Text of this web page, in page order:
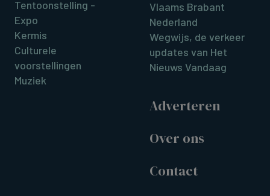
Tentoonstelling -
Expo
Kermis
Culturele
voorstellingen
Muziek
Vlaams Brabant
Nederland
Wegwijs, de verkeer
updates van Het
Nieuws Vandaag
Adverteren
Over ons
Contact